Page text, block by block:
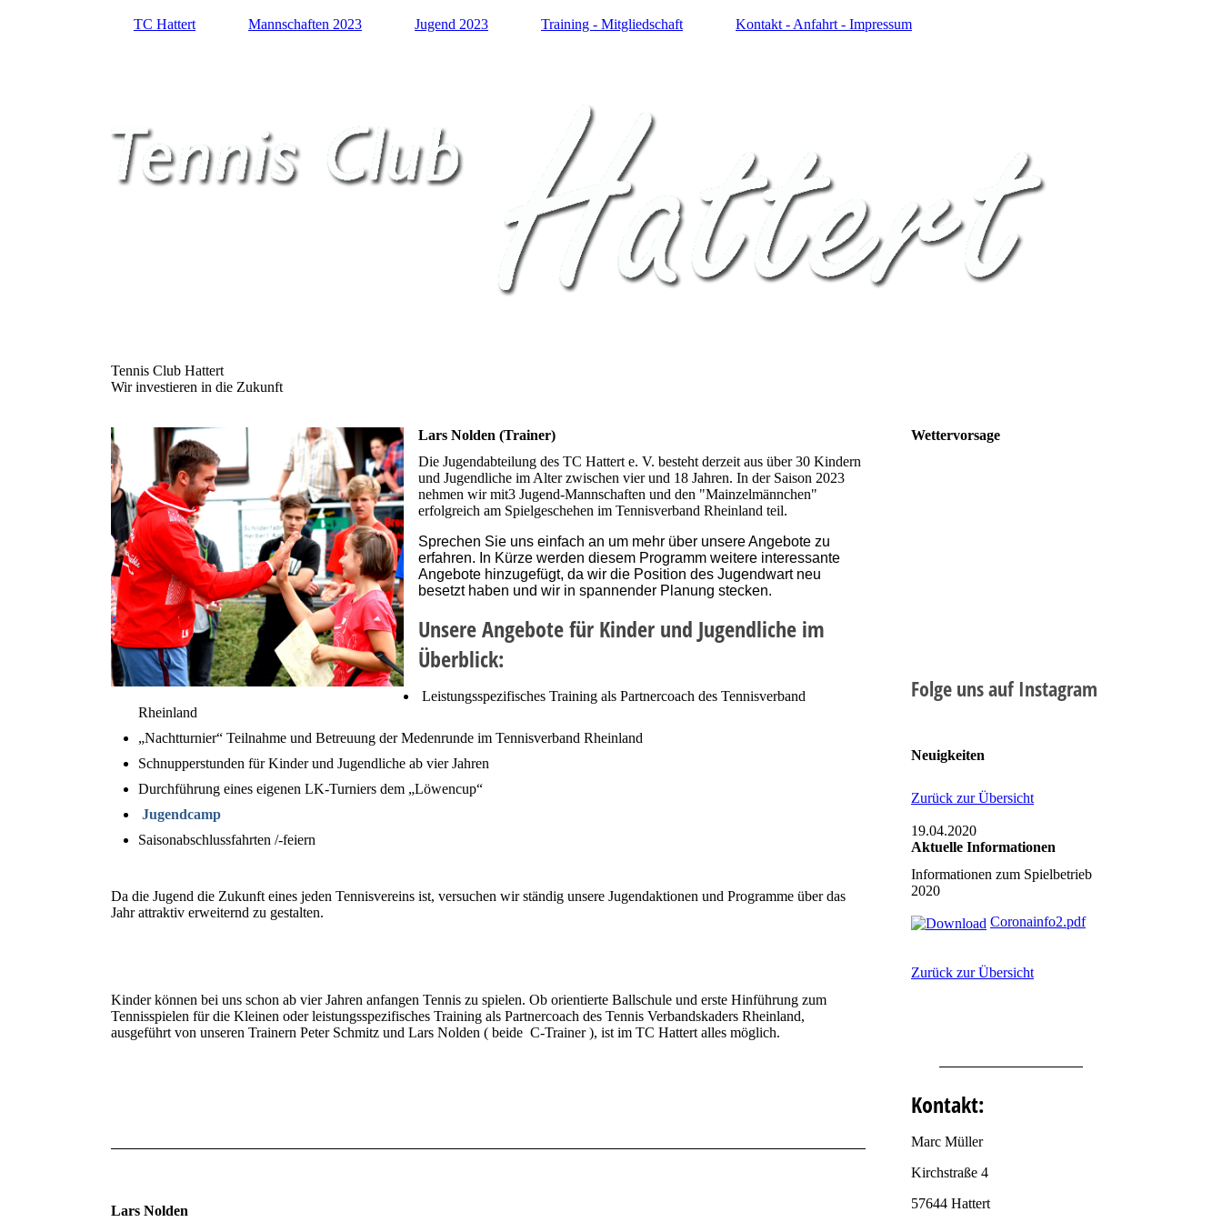
TC Hattert Mannschaften 2023 Jugend 2023 Training - Mitgliedschaft Kontakt - Anfahrt - Impressum
Tennis Club Hattert
Wir investieren in die Zukunft
Lars Nolden (Trainer)
Die Jugendabteilung des TC Hattert e. V. besteht derzeit aus über 30 Kindern
und Jugendliche im Alter zwischen vier und 18 Jahren. In der Saison 2023
nehmen wir mit3 Jugend-Mannschaften und den "Mainzelmännchen"
erfolgreich am Spielgeschehen im Tennisverband Rheinland teil.
Sprechen Sie uns einfach an um mehr über unsere Angebote zu
erfahren. In Kürze werden diesem Programm weitere interessante
Angebote hinzugefügt, da wir die Position des Jugendwart neu
besetzt haben und wir in spannender Planung stecken.
Unsere Angebote für Kinder und Jugendliche im
Überblick:
Leistungsspezifisches Training als Partnercoach des Tennisverband
Rheinland
„Nachtturnier“ Teilnahme und Betreuung der Medenrunde im Tennisverband Rheinland
Schnupperstunden für Kinder und Jugendliche ab vier Jahren
Durchführung eines eigenen LK-Turniers dem „Löwencup“
Jugendcamp
Saisonabschlussfahrten /-feiern
Da die Jugend die Zukunft eines jeden Tennisvereins ist, versuchen wir ständig unsere Jugendaktionen und Programme über das
Jahr attraktiv erweiternd zu gestalten.
Kinder können bei uns schon ab vier Jahren anfangen Tennis zu spielen. Ob orientierte Ballschule und erste Hinführung zum
Tennisspielen für die Kleinen oder leistungsspezifisches Training als Partnercoach des Tennis Verbandskaders Rheinland,
ausgeführt von unseren Trainern Peter Schmitz und Lars Nolden ( beide C-Trainer ), ist im TC Hattert alles möglich.
Lars Nolden
Wettervorsage
Folge uns auf Instagram
Neuigkeiten
Zurück zur Übersicht
19.04.2020
Aktuelle Informationen
Informationen zum Spielbetrieb
2020
Coronainfo2.pdf
Zurück zur Übersicht
Kontakt:
Marc Müller
Kirchstraße 4
57644 Hattert